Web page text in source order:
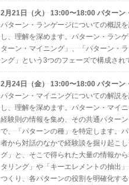
2月21日（火） 13:00〜18:00 パターン
パターン・ランゲージについての概説
し、理解を深めます。パターン・ラン
ターン・マイニング」、「パターン・
ング」という3つのフェーズで構成され
2月24日（金） 13:00〜18:00 パターン
パターン・マイニングについての解説
し、理解を深めます。パターン・マイ
経験則の情報を集め、その共通パター
で、「パターンの種」を特定します。
者から対話のなかで経験談を掘り起こ
グ」と、そこで得られた大量の情報か
タリング」や「キーエレメントの抽出
つくり、各パターンの役割を明確化す